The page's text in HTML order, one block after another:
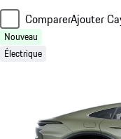
ComparerAjouter
Nouveau
Électrique